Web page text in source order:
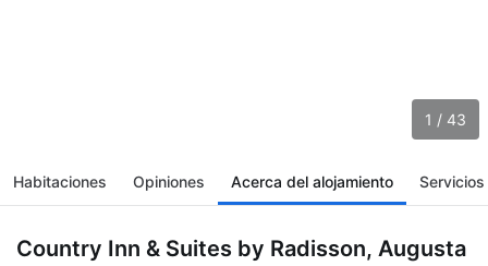
1 / 43
Habitaciones Opiniones Acerca del alojamiento Servicios
Country Inn & Suites by Radisson, Augusta